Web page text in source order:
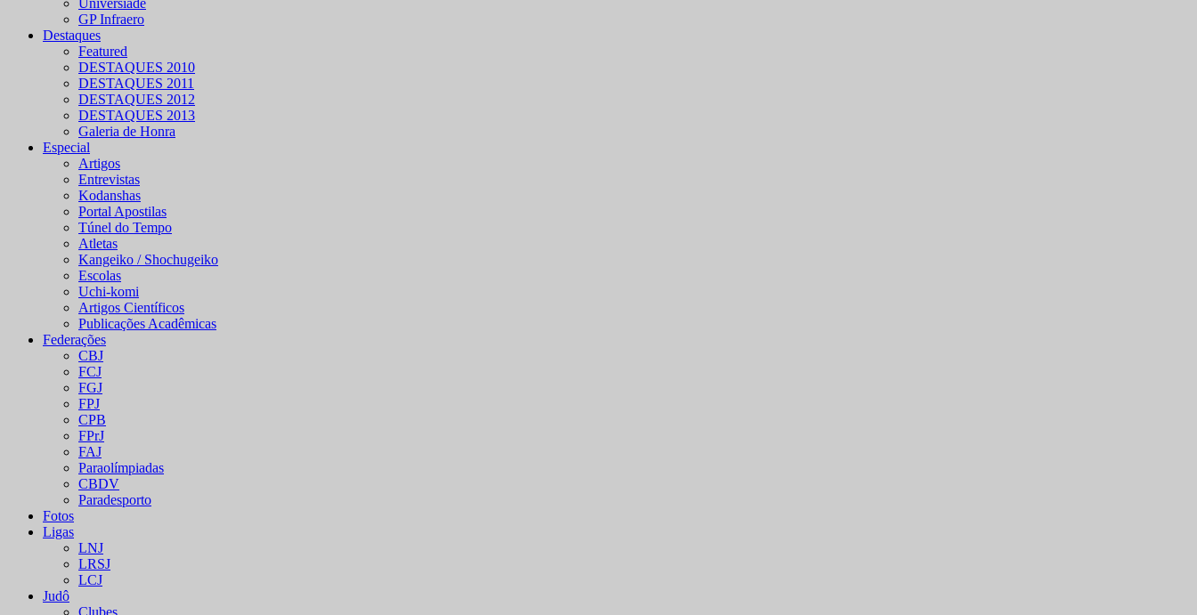
GP Infraero
Destaques
Featured
DESTAQUES 2010
DESTAQUES 2011
DESTAQUES 2012
DESTAQUES 2013
Galeria de Honra
Especial
Artigos
Entrevistas
Kodanshas
Portal Apostilas
Túnel do Tempo
Atletas
Kangeiko / Shochugeiko
Escolas
Uchi-komi
Artigos Científicos
Publicações Acadêmicas
Federações
CBJ
FCJ
FGJ
FPJ
CPB
FPrJ
FAJ
Paraolímpiadas
CBDV
Paradesporto
Fotos
Ligas
LNJ
LRSJ
LCJ
Judô
Clubes